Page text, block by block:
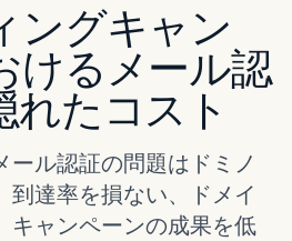
ングキャン
けるメール認
れたコスト
ール認証の問題はドミノ
到達率を損ない、ドメイ
キャンペーンの成果を低